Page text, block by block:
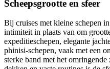
Scheepsgrootte en sfeer
Bij cruises met kleine schepen
intimiteit in plaats van om
expeditieschepen, elegante
phinisi-schepen, vaak met een
sterke band met het